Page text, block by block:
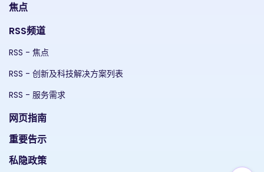
焦点
RSS频道
RSS - 焦点
RSS - 创新及科技解决方案列表
RSS - 服务需求
网页指南
重要告示
私隐政策